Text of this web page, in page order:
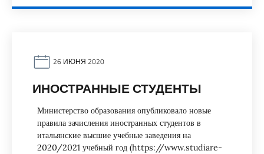
26 ИЮНЯ 2020
ИНОСТРАННЫЕ СТУДЕНТЫ
Министерство образования опубликовало новые
правила зачисления иностранных студентов в
итальянские высшие учебные заведения на
2020/2021 учебный год (https://www.studiare-